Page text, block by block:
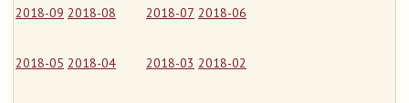
2018-09 2018-08 2018-07 2018-06
2018-05 2018-04 2018-03 2018-02